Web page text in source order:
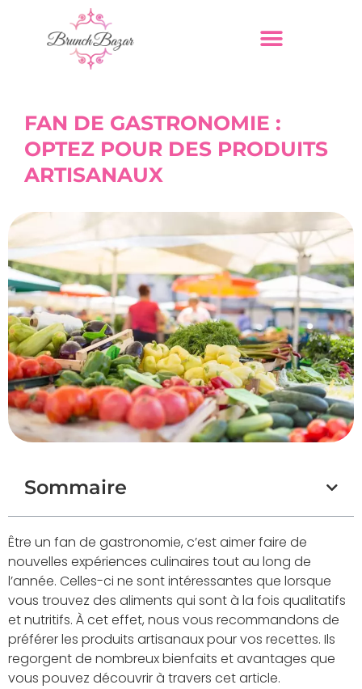
FAN DE GASTRONOMIE :
OPTEZ POUR DES PRODUITS
ARTISANAUX
Sommaire
Être un fan de gastronomie, c’est aimer faire de
nouvelles expériences culinaires tout au long de
l’année. Celles-ci ne sont intéressantes que lorsque
vous trouvez des aliments qui sont à la fois qualitatifs
et nutritifs. À cet effet, nous vous recommandons de
préférer les produits artisanaux pour vos recettes. Ils
regorgent de nombreux bienfaits et avantages que
vous pouvez découvrir à travers cet article.